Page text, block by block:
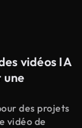
vidéos IA
une
des projets
vidéo de